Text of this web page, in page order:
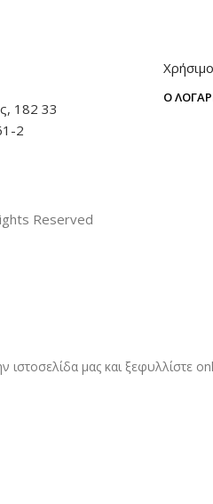
182 33
2
Ο
Reserved
ιστοσελίδα μας και ξεφυλλίστε